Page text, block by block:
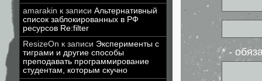
amarakin к записи Альтернативный
список заблокированных в РФ
ресурсов Re:filter
ResizeOn к записи Эксперименты с
тиграми и другие способы
преподавать программирование
студентам, которым скучно
* -